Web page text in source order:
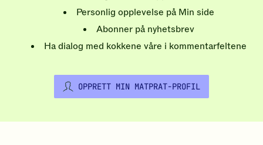
Personlig opplevelse på Min side
Abonner på nyhetsbrev
Ha dialog med kokkene våre i kommentarfeltene
OPPRETT MIN MATPRAT-PROFIL